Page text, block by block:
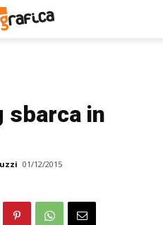
sbarca in
01/12/2015